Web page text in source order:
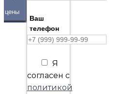
цены
Ваш
телефон
Я
согласен с
политикой